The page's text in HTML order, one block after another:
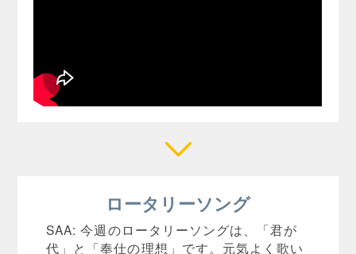
ロータリーソング
SAA: 今週のロータリーソングは、「君が
代」と「奉仕の理想」です。元気よく歌い